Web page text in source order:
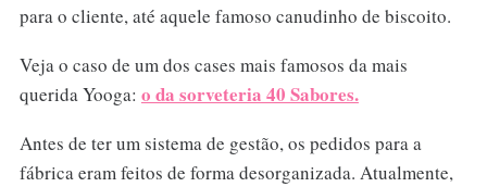
para o cliente, até aquele famoso canudinho de biscoito.
Veja o caso de um dos cases mais famosos da mais
querida Yooga: o da sorveteria 40 Sabores.
Antes de ter um sistema de gestão, os pedidos para a
fábrica eram feitos de forma desorganizada. Atualmente,